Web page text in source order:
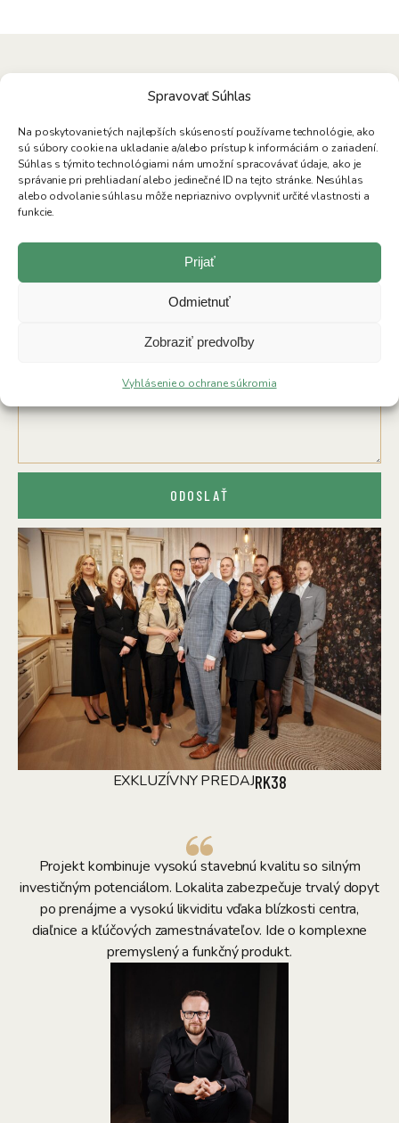
Spravovať Súhlas
Na poskytovanie tých najlepších skúseností používame technológie, ako
sú súbory cookie na ukladanie a/alebo prístup k informáciám o zariadení.
Súhlas s týmito technológiami nám umožní spracovávať údaje, ako je
správanie pri prehliadaní alebo jedinečné ID na tejto stránke. Nesúhlas
alebo odvolanie súhlasu môže nepriaznivo ovplyvniť určité vlastnosti a
funkcie.
Prijať
Odmietnuť
Zobraziť predvoľby
Vyhlásenie o ochrane súkromia
CHCETE ZÍSKAŤ VIAC INFORMÁCIÍ
Vyplňte náš kontaktný formulár a my sa vám radi
ozveme
ODOSLAŤ
EXKLUZÍVNY PREDAJRK38
Projekt kombinuje vysokú stavebnú kvalitu so silným
investičným potenciálom. Lokalita zabezpečuje trvalý dopyt
po prenájme a vysokú likviditu vďaka blízkosti centra,
diaľnice a kľúčových zamestnávateľov. Ide o komplexne
premyslený a funkčný produkt.